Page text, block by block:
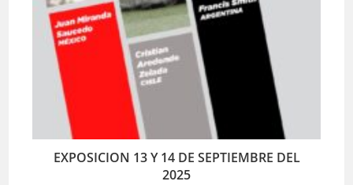
EXPOSICION 13 Y 14 DE SEPTIEMBRE DEL
2025